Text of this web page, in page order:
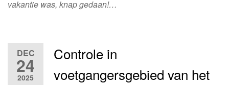
vakantie was, knap gedaan!…
DEC
24
2025
Controle in
voetgangersgebied van het